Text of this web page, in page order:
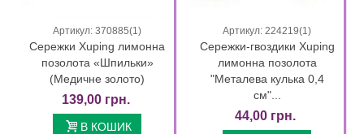
Артикул: 370885(1)
Сережки Xuping лимонна
позолота «Шпильки»
(Медичне золото)
139,00 грн.
В КОШИК
Артикул: 224219(1)
Сережки-гвоздики Xuping
лимонна позолота
"Металева кулька 0,4
см"...
44,00 грн.